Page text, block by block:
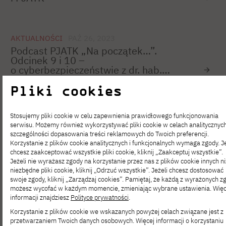
AKTUALNOŚCI
Podcast PJATK „Na początek…”.
Odcinek 9 i 10 –
o cyberbezpieczeństwie z dr. hab.
Bogdanem Księżopolskim.
Shesnnovation Academy – zgłoś się
do programu dla studentek
i doktorantek kierunków technicznych
i ścisłych
AKTUALNOŚCI PAŹ 25, 2023
Wystartowała rejestracja na Hackathon
KNF Supervision_hack 2023
Pliki cookies
Stosujemy pliki cookie w celu zapewnienia prawidłowego funkcjonowania
serwisu. Możemy również wykorzystywać pliki cookie w celach
szczególności dopasowania treści reklamowych do Twoich preferencji.
Korzystanie z plików cookie analitycznych i funkcjonalnych wymaga zgody.
chcesz zaakceptować wszystkie pliki cookie, kliknij „Zaakceptuj wszystkie”.
Jeżeli nie wyrażasz zgody na korzystanie przez nas z plików cookie innych
niezbędne pliki cookie, kliknij „Odrzuć wszystkie”. Jeżeli chcesz dostosować
swoje zgody, kliknij „Zarządzaj cookies”. Pamiętaj, że każdą z wyrażonych
możesz wycofać w każdym momencie, zmieniając wybrane ustawienia.
informacji znajdziesz Polityce prywatności.
Korzystanie z plików cookie we wskazanych powyżej celach związane jest z
przetwarzaniem Twoich danych osobowych. Więcej informacji o korzystaniu